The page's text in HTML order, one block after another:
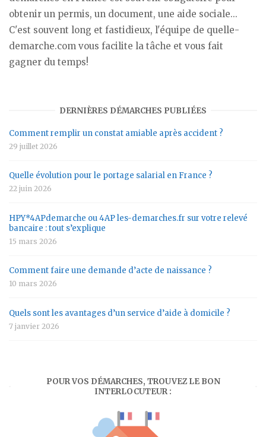
obtenir un permis, un document, une aide sociale...
C'est souvent long et fastidieux, l'équipe de quelle-
demarche.com vous facilite la tâche et vous fait
gagner du temps!
DERNIÈRES DÉMARCHES PUBLIÉES
Comment remplir un constat amiable après accident ?
29 juillet 2026
Quelle évolution pour le portage salarial en France ?
22 juin 2026
HPY*4APdemarche ou 4AP les-demarches.fr sur votre relevé
bancaire : tout s’explique
15 mars 2026
Comment faire une demande d’acte de naissance ?
10 mars 2026
Quels sont les avantages d’un service d’aide à domicile ?
7 janvier 2026
POUR VOS DÉMARCHES, TROUVEZ LE BON
INTERLOCUTEUR :